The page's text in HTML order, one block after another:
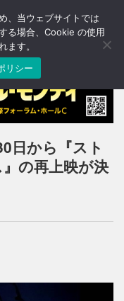
T
o
n
a
v
g
a
n
日から『スト
の再上映が決
、当ウェブサイトでは
る場合、Cookie の使用
ます。
リシー